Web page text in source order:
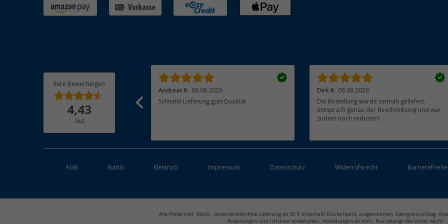
Eure Bewertungen
4,43
Gut
Dankeschö, Sehr schnelle und unkomplizerte
Andreas R. 06.08.2026
Schnelle Lieferung,guteQualität
Dirk K. 06.08.2026
Die Bestellung wurde zeitnah geliefert,
entsprach genau der Beschreibung und war
zudem noch reduziert.
AGB BattG ElektroG Impressum Datenschutz Widerrufsrecht
Alle Preise inkl. MwSt., versandkostenfreie Lieferung ab 50 € innerhalb Deutschland, ausgenommen Sperrgutzuschlag.
Änderungen und Irrtümer vorbehalten. Abbildungen ähnlich. Nur solange der Vorrat reicht.